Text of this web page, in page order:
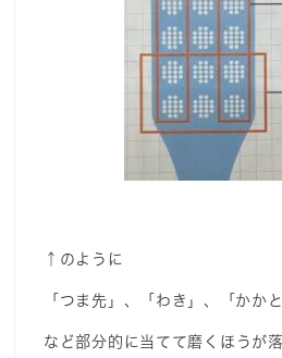
↑のように
「つま先」、「わき」、「かかと
など部分的に当てて磨くほうが